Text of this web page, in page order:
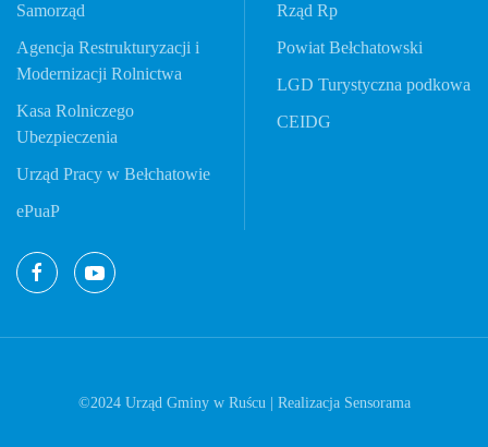
Samorząd
Agencja Restrukturyzacji i
Modernizacji Rolnictwa
Kasa Rolniczego
Ubezpieczenia
Urząd Pracy w Bełchatowie
ePuaP
Rząd Rp
Powiat Bełchatowski
LGD Turystyczna podkowa
CEIDG
©2024 Urząd Gminy w Ruścu | Realizacja Sensorama